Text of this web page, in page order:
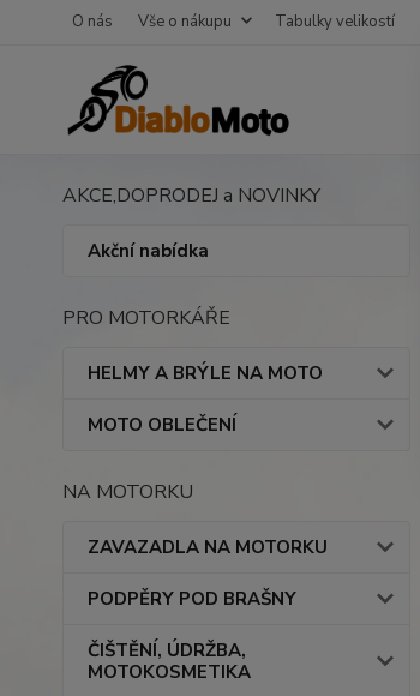
O nás Vše o nákupu Tabulky velikostí
AKCE,DOPRODEJ a NOVINKY
Akční nabídka
PRO MOTORKÁŘE
HELMY A BRÝLE NA MOTO
MOTO OBLEČENÍ
NA MOTORKU
ZAVAZADLA NA MOTORKU
PODPĚRY POD BRAŠNY
ČIŠTĚNÍ, ÚDRŽBA,
MOTOKOSMETIKA